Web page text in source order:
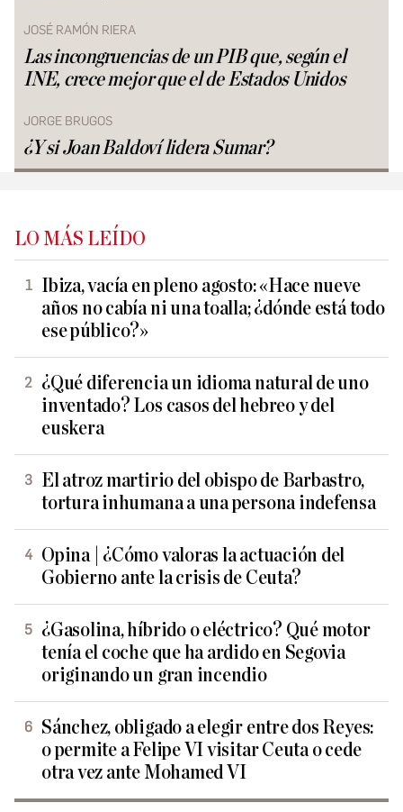
JOSÉ RAMÓN RIERA
Las incongruencias de un PIB que, según el
INE, crece mejor que el de Estados Unidos
JORGE BRUGOS
¿Y si Joan Baldoví lidera Sumar?
LO MÁS LEÍDO
Ibiza, vacía en pleno agosto: «Hace nueve
años no cabía ni una toalla; ¿dónde está todo
ese público?»
¿Qué diferencia un idioma natural de uno
inventado? Los casos del hebreo y del
euskera
El atroz martirio del obispo de Barbastro,
tortura inhumana a una persona indefensa
Opina | ¿Cómo valoras la actuación del
Gobierno ante la crisis de Ceuta?
¿Gasolina, híbrido o eléctrico? Qué motor
tenía el coche que ha ardido en Segovia
originando un gran incendio
Sánchez, obligado a elegir entre dos Reyes:
o permite a Felipe VI visitar Ceuta o cede
otra vez ante Mohamed VI